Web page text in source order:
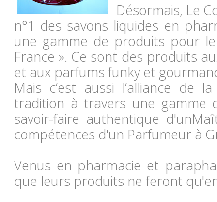
Désormais, Le
n°1 des savons liquides en
une gamme de produits pour
France ». Ce sont des produits
et aux parfums funky et
Mais c’est aussi l’alliance de
tradition à travers une gamme
savoir-faire authentique
compétences d'un Parfumeur à
Venus en pharmacie et
que leurs produits ne feront